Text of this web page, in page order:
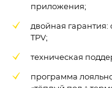
приложения;
двойная гарантия:
TPV;
техническая
программа